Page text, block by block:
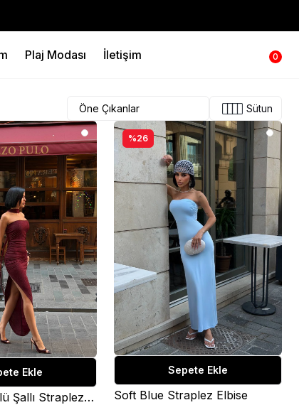
Plaj Modası İletişim 0
Sütun
Ekle
Loren Büzgülü Şallı Straplez Elbise
%26
Sepete Ekle
Soft Blue Straplez Elbise